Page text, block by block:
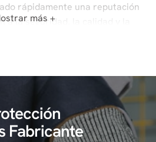
rápidamente una reputación
a la seguridad, la calidad y la
La pericia de nuestro equipo,
una década de experiencia,
de protección
a las necesidades de
certificada Nos
más +
Fabricante